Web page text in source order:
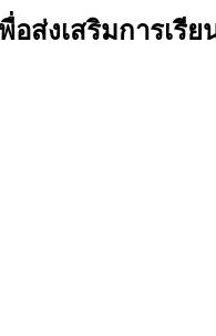
ส่งเสริมการเรีย